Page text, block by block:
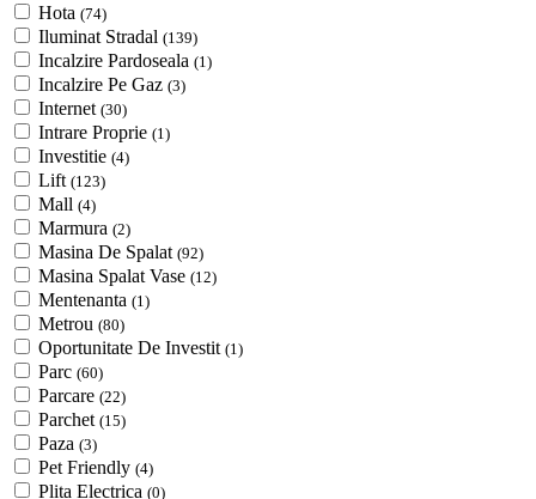
Hota (74)
Iluminat Stradal (139)
Incalzire Pardoseala (1)
Incalzire Pe Gaz (3)
Internet (30)
Intrare Proprie (1)
Investitie (4)
Lift (123)
Mall (4)
Marmura (2)
Masina De Spalat (92)
Masina Spalat Vase (12)
Mentenanta (1)
Metrou (80)
Oportunitate De Investit (1)
Parc (60)
Parcare (22)
Parchet (15)
Paza (3)
Pet Friendly (4)
Plita Electrica (0)